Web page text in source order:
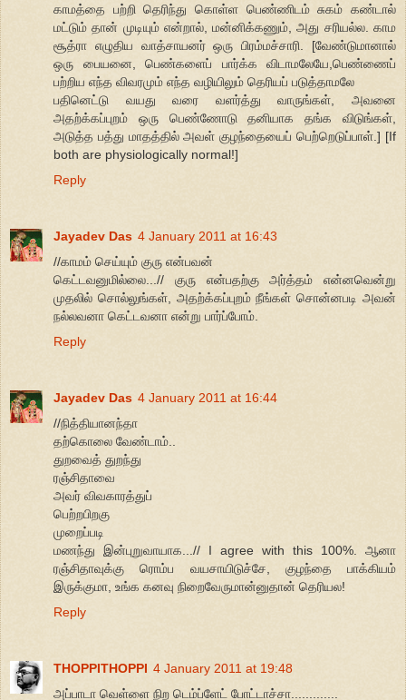
காமத்தை பற்றி தெரிந்து கொள்ள பெண்ணிடம் சுகம் கண்டால்
மட்டும் தான் முடியும் என்றால், மன்னிக்கணும், அது சரியல்ல. காம
சூத்ரா எழுதிய வாத்சாயனர் ஒரு பிரம்மச்சாரி. [வேண்டுமானால்
ஒரு பையனை, பெண்களைப் பார்க்க விடாமலேயே,பெண்ணைப்
பற்றிய எந்த விவரமும் எந்த வழியிலும் தெரியப் படுத்தாமலே
பதினெட்டு வயது வரை வளர்த்து வாருங்கள், அவனை
அதற்க்கப்புறம் ஒரு பெண்ணோடு தனியாக தங்க விடுங்கள்,
அடுத்த பத்து மாதத்தில் அவள் குழந்தையைப் பெற்றெடுப்பாள்.] [If
both are physiologically normal!]
Reply
Jayadev Das 4 January 2011 at 16:43
//காமம் செய்யும் குரு என்பவன்
கெட்டவனுமில்லை...// குரு என்பதற்கு அர்த்தம் என்னவென்று
முதலில் சொல்லுங்கள், அதற்க்கப்புறம் நீங்கள் சொன்னபடி அவன்
நல்லவனா கெட்டவனா என்று பார்ப்போம்.
Reply
Jayadev Das 4 January 2011 at 16:44
//நித்தியானந்தா
தற்கொலை வேண்டாம்..
துறவைத் துறந்து
ரஞ்சிதாவை
அவர் விவகாரத்துப்
பெற்றபிறகு
முறைப்படி
மணந்து இன்புறுவாயாக...// I agree with this 100%. ஆனா
ரஞ்சிதாவுக்கு ரொம்ப வயசாயிடுச்சே, குழந்தை பாக்கியம்
இருக்குமா, உங்க கனவு நிறைவேருமான்னுதான் தெரியல!
Reply
THOPPITHOPPI 4 January 2011 at 19:48
அப்பாடா வெள்ளை நிற டெம்ப்ளேட் போட்டாச்சா.............